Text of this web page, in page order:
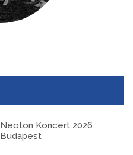
Neoton Koncert 2026
Budapest